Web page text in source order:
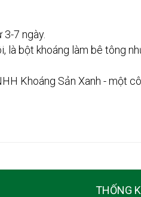
7 ngày.
là bột khoáng làm bê tông
Khoáng Sản Xanh - một
THỐNG